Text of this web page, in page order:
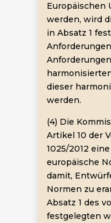
Europäischen
werden, wird
in Absatz 1
dieser
werden.
(4) Die
Artikel 10 der
1025/2012
europäische
damit,
Normen zu
Absatz 1 des
festgelegten